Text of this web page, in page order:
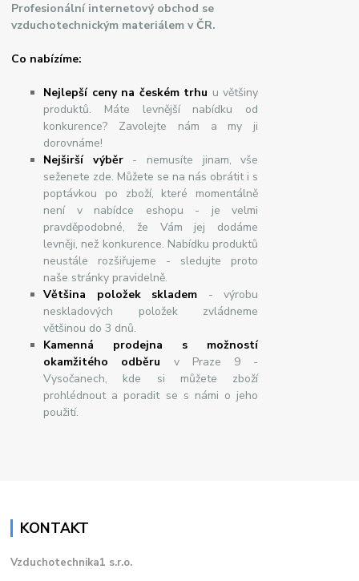
Profesionální internetový obchod se
vzduchotechnickým materiálem v ČR.
Co nabízíme:
Nejlepší ceny na českém trhu u většiny
produktů. Máte levnější nabídku od
konkurence? Zavolejte nám a my ji
dorovnáme!
Nejširšívýběr- nemusíte jinam, vše
seženete zde. Můžete se na nás obrátit i s
poptávkou po zboží, které momentálně
není v nabídce eshopu - je velmi
pravděpodobné, že Vám jej dodáme
levněji, než konkurence. Nabídku produktů
neustále rozšiřujeme - sledujte proto
naše stránky pravidelně.
Většina položek skladem - výrobu
neskladových položek zvládneme
většinou do 3 dnů.
Kamenná prodejna s možností
okamžitého odběru v Praze 9 -
Vysočanech, kde si můžete zboží
prohlédnout a poradit se s námi o jeho
použití.
KONTAKT
Vzduchotechnika1 s.r.o.